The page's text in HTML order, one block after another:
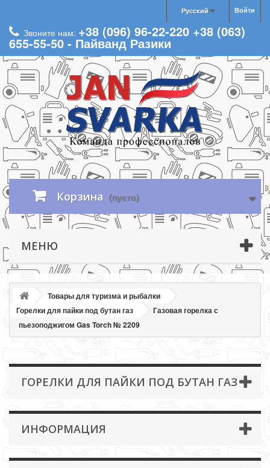
Войти
Русский
Звоните нам: +38 (096) 96-22-220 +38 (063)
655-55-50 - Пайванд Разики
Корзина (пусто)
МЕНЮ
Товары для туризма и рыбалки
Горелки для пайки под бутан газ
Газовая горелка с
пьезоподжигом Gas Torch № 2209
ГОРЕЛКИ ДЛЯ ПАЙКИ ПОД БУТАН ГАЗ
ИНФОРМАЦИЯ